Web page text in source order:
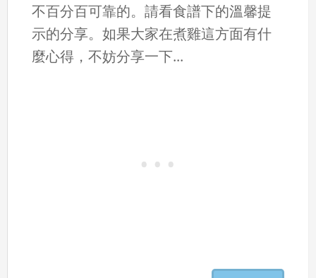
不百分百可靠的。請看食譜下的溫馨提
示的分享。如果大家在煮雞這方面有什
麼心得，不妨分享一下...